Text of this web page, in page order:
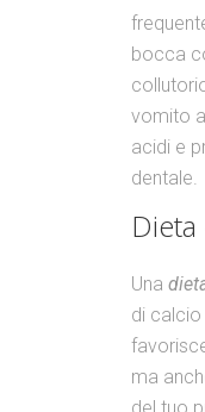
bocca
vomito
acidi e
dentale.
Una
di calcio
ma